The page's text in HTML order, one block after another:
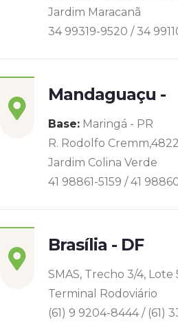
Jardim Maracanã
34 99319-9520 / 34
Mandaguaçu -
Base: Maringá - PR
R. Rodolfo Cremm,4822
Jardim Colina Verde
41 98861-5159 / 41
Brasília - DF
SMAS, Trecho 3/4, Lote
Terminal Rodoviário
(61) 9 9204-8444 / (61)